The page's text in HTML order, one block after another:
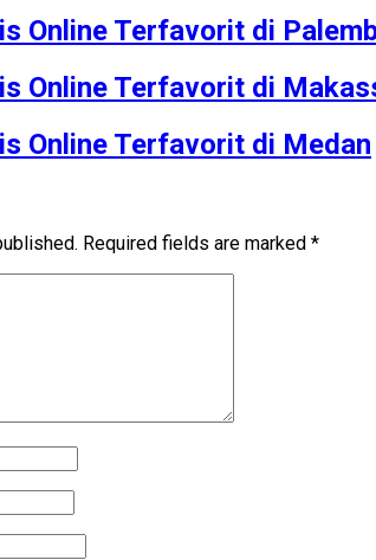
Online Terfavorit di
Online Terfavorit di
Online Terfavorit di Medan
Required fields are marked *